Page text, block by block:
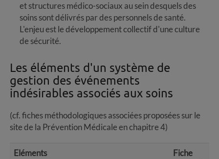
et structures médico-sociaux au sein desquels des
soins sont délivrés par des personnels de santé.
L'enjeu est le développement collectif d'une culture
de sécurité.
Les éléments d'un système de
gestion des événements
indésirables associés aux soins
(cf. fiches méthodologiques associées proposées sur le
site de la Prévention Médicale en chapitre 4)
Eléments
Fiche